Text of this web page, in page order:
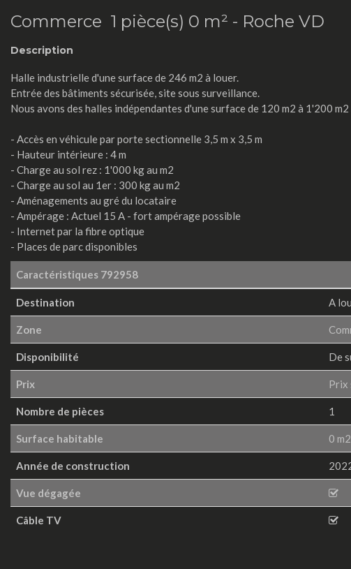
Commerce 1 pièce(s) 0 m² - Roche VD
Description
Halle industrielle d'une surface de 246 m2 à louer.
Entrée des bâtiments sécurisée, site sous surveillance.
Nous avons des halles indépendantes d'une surface de 120 m2 à 1'200 m2
- Accès en véhicule par porte sectionnelle 3,5 m x 3,5 m
- Hauteur intérieure : 4 m
- Charge au sol rez : 1'000 kg au m2
- Charge au sol au 1er : 300 kg au m2
- Aménagements au gré du locataire
- Ampérage : Actuel 15 A - fort ampérage possible
- Internet par la fibre optique
- Places de parc disponibles
Caractéristiques 792958
Destination A
Zone
Disponibilité De
Prix Prix
Nombre de pièces 1
Surface habitable 0 m2
Année de construction
Vue dégagée
Câble TV